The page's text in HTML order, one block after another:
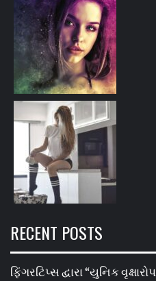
RECENT POSTS
ફિંગરટિપ્સ દ્વારા “યુનિક